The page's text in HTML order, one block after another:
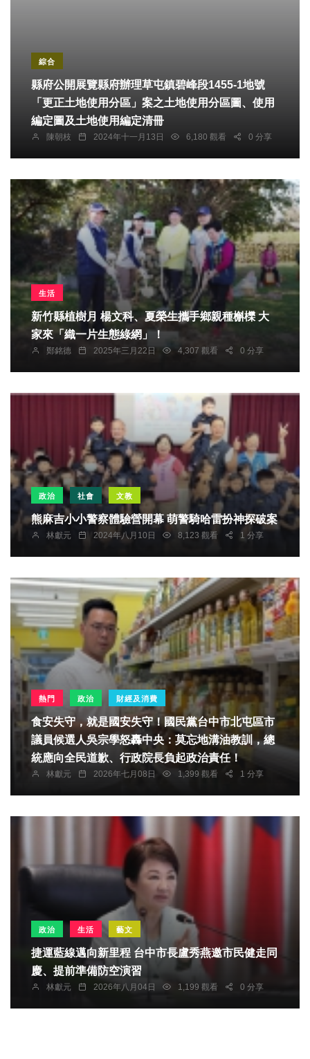
綜合
縣府公開展覽縣府辦理草屯鎮碧峰段1455-1地號
「更正土地使用分區」案之土地使用分區圖、使用
編定圖及土地使用編定清冊
陳朝枝 2024年十一月13日 6,180 觀看 0 分享
生活
新竹縣植樹月 楊文科、夏榮生攜手鄉親種槲櫟 大
家來「織一片生態綠網」！
鄭銘德 2025年三月22日 4,307 觀看 0 分享
政治 社會 文教
熊麻吉小小警察體驗營開幕 萌警騎哈雷扮神探破案
林獻元 2024年八月10日 8,123 觀看 1 分享
熱門 政治 財經及消費
食安失守，就是國安失守！國民黨台中市北屯區市
議員候選人吳宗學怒轟中央：莫忘地溝油教訓，總
統應向全民道歉、行政院長負起政治責任！
林獻元 2026年七月08日 1,399 觀看 1 分享
政治 生活 藝文
捷運藍線邁向新里程 台中市長盧秀燕邀市民健走同
慶、提前準備防空演習
林獻元 2026年八月04日 1,199 觀看 0 分享